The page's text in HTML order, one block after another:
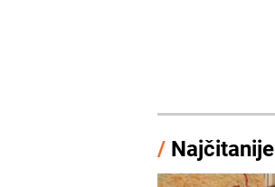
/ Najčitanije